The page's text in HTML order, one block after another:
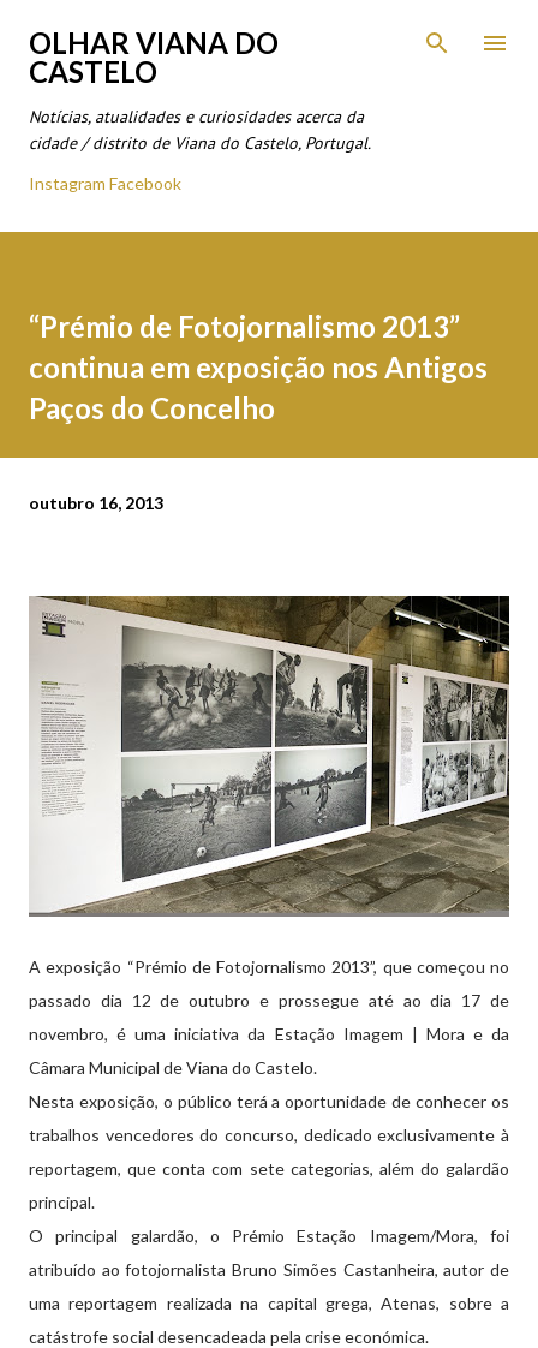
Avançar para o conteúdo principal
OLHAR VIANA DO
CASTELO
Notícias, atualidades e curiosidades acerca da
cidade / distrito de Viana do Castelo, Portugal.
Instagram Facebook
“Prémio de Fotojornalismo 2013”
continua em exposição nos Antigos
Paços do Concelho
outubro 16, 2013
A exposição “Prémio de Fotojornalismo 2013”, que começou no
passado dia 12 de outubro e prossegue até ao dia 17 de
novembro, é uma iniciativa da Estação Imagem | Mora e da
Câmara Municipal de Viana do Castelo.
Nesta exposição, o público terá a oportunidade de conhecer os
trabalhos vencedores do concurso, dedicado exclusivamente à
reportagem, que conta com sete categorias, além do galardão
principal.
O principal galardão, o Prémio Estação Imagem/Mora, foi
atribuído ao fotojornalista Bruno Simões Castanheira, autor de
uma reportagem realizada na capital grega, Atenas, sobre a
catástrofe social desencadeada pela crise económica.